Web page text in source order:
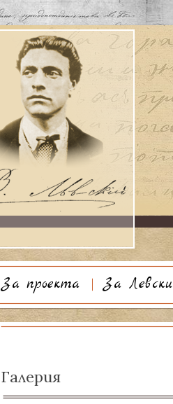
За проекта За Левски
Биография
Галерия